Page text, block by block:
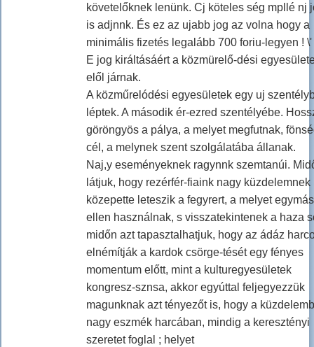
követelőknek lenünk. Cj köteles ség mpllé nj
is adjnnk. És ez az ujabb jog az volna hogy a
minimális fizetés legalább 700 foriu-legyen ! \'
E jog királtásáért a közmürelő-dési
elől járnak.
A közműrelódési egyesületek egy uj
léptek. A második ér-ezred szentélyébe.
göröngyös a pálya, a melyet megfutnak,
cél, a melynek szent szolgálatába állanak.
Naj,y eseményeknek ragynnk szemtanúi.
látjuk, hogy rezérfér-fiaink nagy küzdelemnek
közepette leteszik a fegyrert, a melyet
ellen használnak, s visszatekintenek a haza
midőn azt tapasztalhatjuk, hogy az ádáz
elnémítják a kardok csörge-tését egy fényes
momentum előtt, mint a kulturegyesületek
kongresz-sznsa, akkor egyúttal feljegyezzük
magunknak azt tényezőt is, hogy a
nagy eszmék harcában, mindig a keresztényi
szeretet foglal ; helyet